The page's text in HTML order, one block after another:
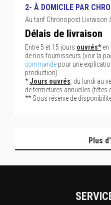
2- À DOMICILE PAR
Au tarif Chronopost Livraison
Délais de livraison
Entre 5 et 15 jours ouvrés*en
de nos fournisseurs (voir la
commande pour une
production).
*Jours ouvrés: du lundi au
de fermetures annuelles (fêtes
** Sous réserve de
Plus